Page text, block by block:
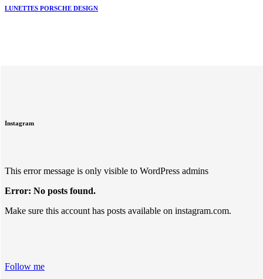
LUNETTES PORSCHE DESIGN
Instagram
This error message is only visible to WordPress admins
Error: No posts found.
Make sure this account has posts available on instagram.com.
Follow me